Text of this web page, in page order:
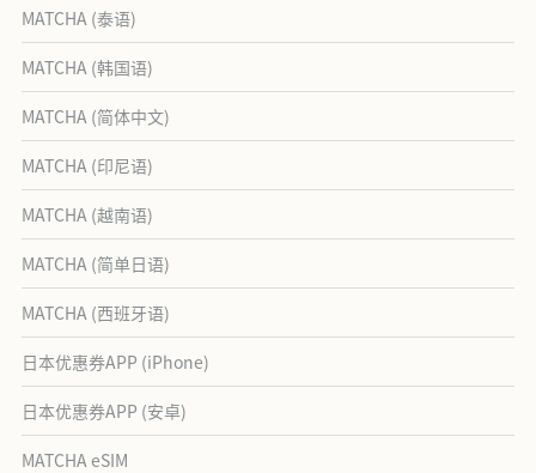
MATCHA (泰语)
MATCHA (韩国语)
MATCHA (简体中文)
MATCHA (印尼语)
MATCHA (越南语)
MATCHA (简单日语)
MATCHA (西班牙语)
日本优惠券APP (iPhone)
日本优惠券APP (安卓)
MATCHA eSIM